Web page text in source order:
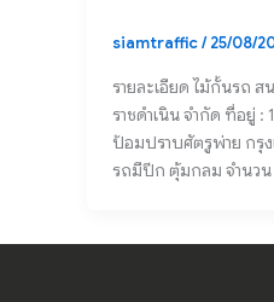
siamtraffic/25/08/
รายละเอียด ไม้กั้นรถ ส
ราชดำเนิน จำกัด ที่อยู่ :
ป้อมปราบศัตรูพ่าย กรุ
รถมีปีก ตุ้มกลม จำนวน